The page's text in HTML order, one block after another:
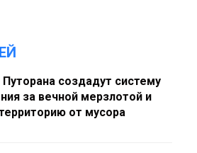
Путорана создадут систему
за вечной мерзлотой и
от мусора